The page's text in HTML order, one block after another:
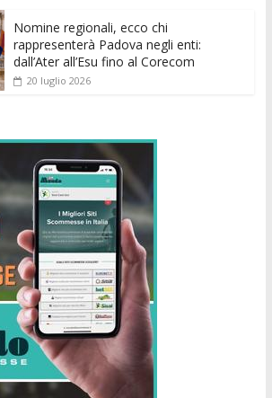
Nomine regionali, ecco chi
rappresenterà Padova negli enti:
dall’Ater all’Esu fino al Corecom
20 luglio 2026